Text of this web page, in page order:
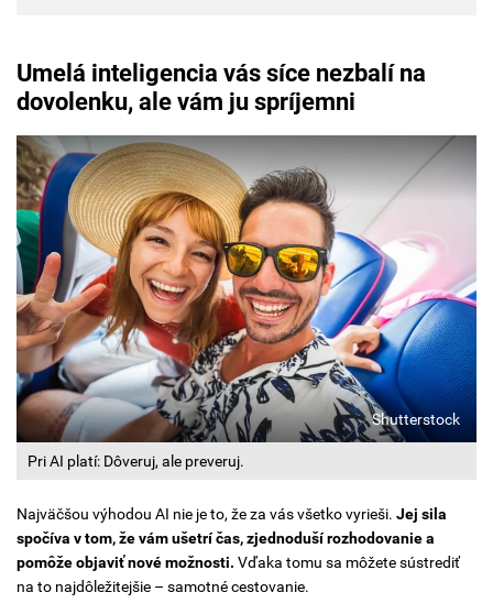
Umelá inteligencia vás síce nezbalí na
dovolenku, ale vám ju spríjemni
Pri AI platí: Dôveruj, ale preveruj.
Shutterstock
Najväčšou výhodou AI nie je to, že za vás všetko vyrieši. Jej sila
spočíva v tom, že vám ušetrí čas, zjednoduší rozhodovanie a
pomôže objaviť nové možnosti. Vďaka tomu sa môžete sústrediť
na to najdôležitejšie – samotné cestovanie.